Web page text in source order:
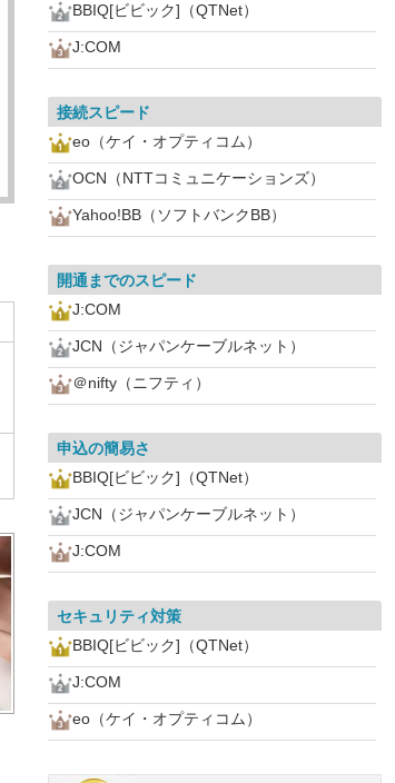
BBIQ[ビビック]（QTNet）
J:COM
接続スピード
eo（ケイ・オプティコム）
OCN（NTTコミュニケーションズ）
Yahoo!BB（ソフトバンクBB）
開通までのスピード
J:COM
JCN（ジャパンケーブルネット）
＠nifty（ニフティ）
申込の簡易さ
BBIQ[ビビック]（QTNet）
JCN（ジャパンケーブルネット）
J:COM
セキュリティ対策
BBIQ[ビビック]（QTNet）
J:COM
eo（ケイ・オプティコム）